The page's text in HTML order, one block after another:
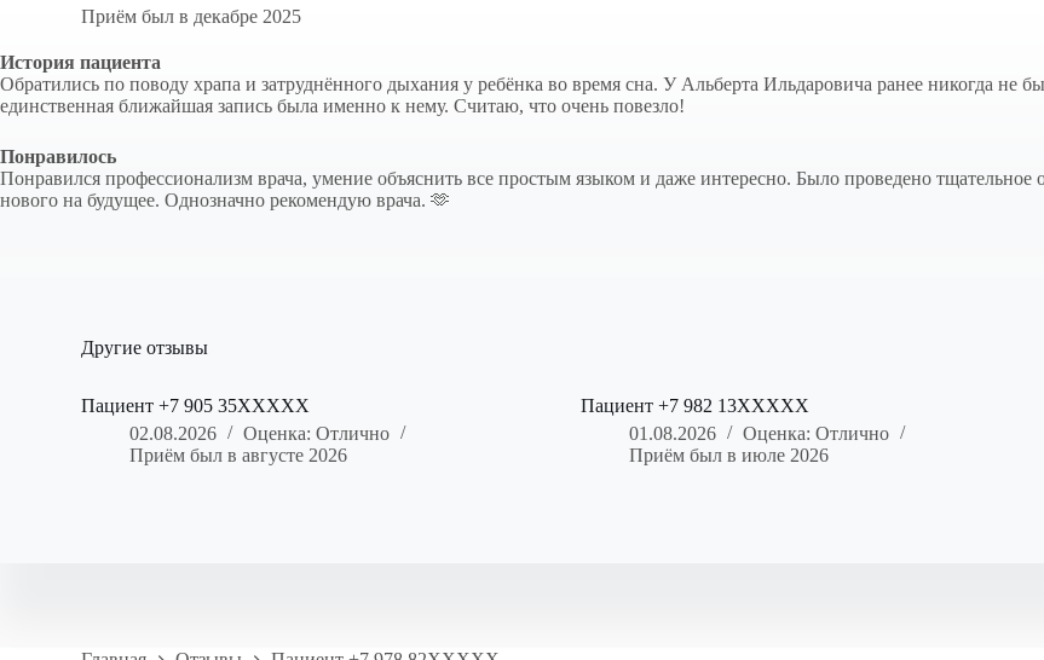
Приём был в декабре 2025
История пациента
Обратились по поводу храпа и затруднённого дыхания у ребёнка во время сна. У Альберта Ильдаровича ранее никогда не
единственная ближайшая запись была именно к нему. Считаю, что очень повезло!
Понравилось
Понравился профессионализм врача, умение объяснить все простым языком и даже интересно. Было проведено
нового на будущее. Однозначно рекомендую врача. 🫶
Другие отзывы
Пациент +7 905 35XXXXX
02.08.2026
Оценка: Отлично
Приём был в августе 2026
Пациент +7 982 13XXXXX
01.08.2026
Оценка: Отлично
Приём был в июле 2026